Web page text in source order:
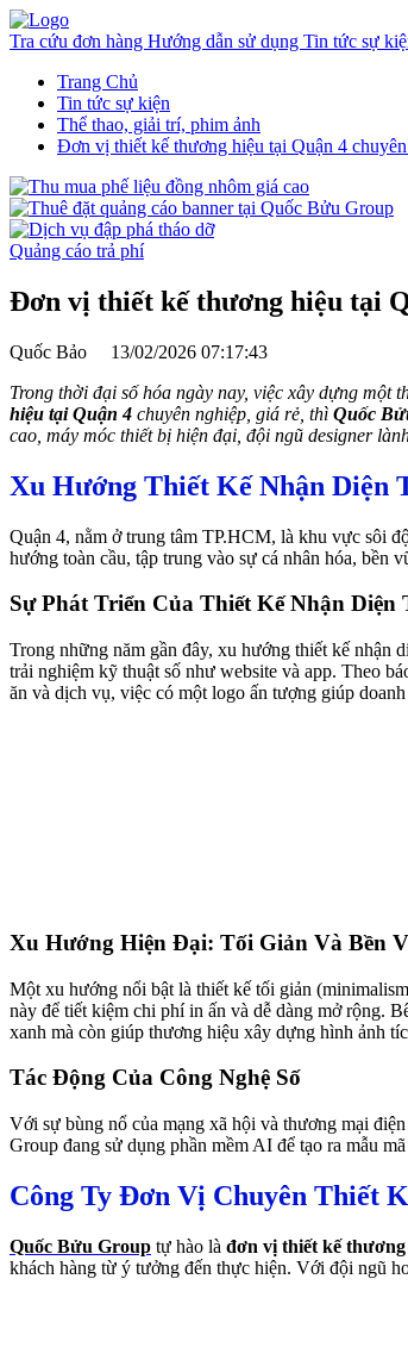
Tra cứu đơn hàng Hướng dẫn sử dụng Tin tức sự
Trang Chủ
Tin tức sự kiện
Thể thao, giải trí, phim ảnh
Đơn vị thiết kế thương hiệu tại Quận 4
Quảng cáo trả phí
Đơn vị thiết kế thương hiệu tại
Quốc Bảo 13/02/2026 07:17:43
Trong thời đại số hóa ngày nay, việc xây dựng một
hiệu tại Quận 4 chuyên nghiệp, giá rẻ, thì Quốc
cao, máy móc thiết bị hiện đại, đội ngũ designer
Xu Hướng Thiết Kế Nhận Diện
Quận 4, nằm ở trung tâm TP.HCM, là khu vực sôi
hướng toàn cầu, tập trung vào sự cá nhân hóa, bền
Sự Phát Triển Của Thiết Kế Nhận Diện
Trong những năm gần đây, xu hướng thiết kế nhận
trải nghiệm kỹ thuật số như website và app. Theo
ăn và dịch vụ, việc có một logo ấn tượng giúp
Xu Hướng Hiện Đại: Tối Giản Và Bền
Một xu hướng nổi bật là thiết kế tối giản
này để tiết kiệm chi phí in ấn và dễ dàng mở rộng.
xanh mà còn giúp thương hiệu xây dựng hình ảnh
Tác Động Của Công Nghệ Số
Với sự bùng nổ của mạng xã hội và thương mại
Group đang sử dụng phần mềm AI để tạo ra mẫu
Công Ty Đơn Vị Chuyên Thiết
Quốc Bửu Group tự hào là đơn vị thiết kế
khách hàng từ ý tưởng đến thực hiện. Với đội ngũ